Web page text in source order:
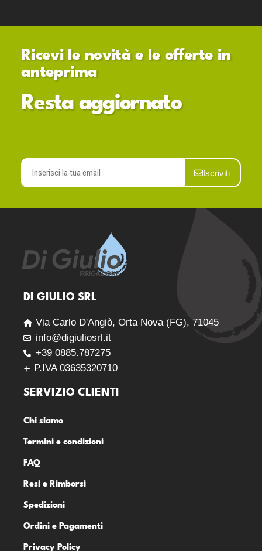
Ricevi le novità e le offerte in
anteprima
Resta aggiornato
Iscriviti
DI GIULIO SRL
Via Carlo D'Angiò, Orta Nova (FG), 71045
info@digiuliosrl.it
+39 0885.787275
P.IVA 03635320710
SERVIZIO CLIENTI
Chi siamo
Termini e condizioni
FAQ
Resi e Rimborsi
Spedizioni
Ordini e Pagamenti
Privacy Policy